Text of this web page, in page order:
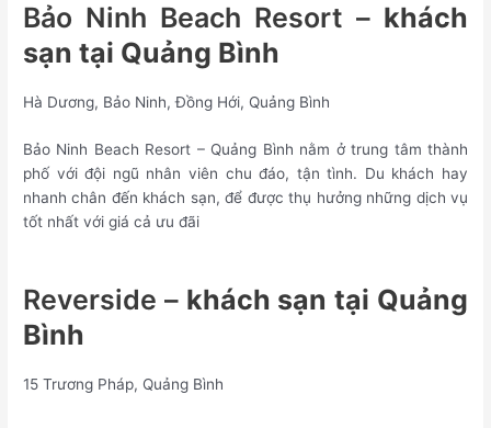
Bảo Ninh Beach Resort – khách
sạn tại Quảng Bình
Hà Dương, Bảo Ninh, Đồng Hới, Quảng Bình
Bảo Ninh Beach Resort – Quảng Bình nằm ở trung tâm thành
phố với đội ngũ nhân viên chu đáo, tận tình. Du khách hay
nhanh chân đến khách sạn, để được thụ hưởng những dịch vụ
tốt nhất với giá cả ưu đãi
Reverside – khách sạn tại Quảng
Bình
15 Trương Pháp, Quảng Bình